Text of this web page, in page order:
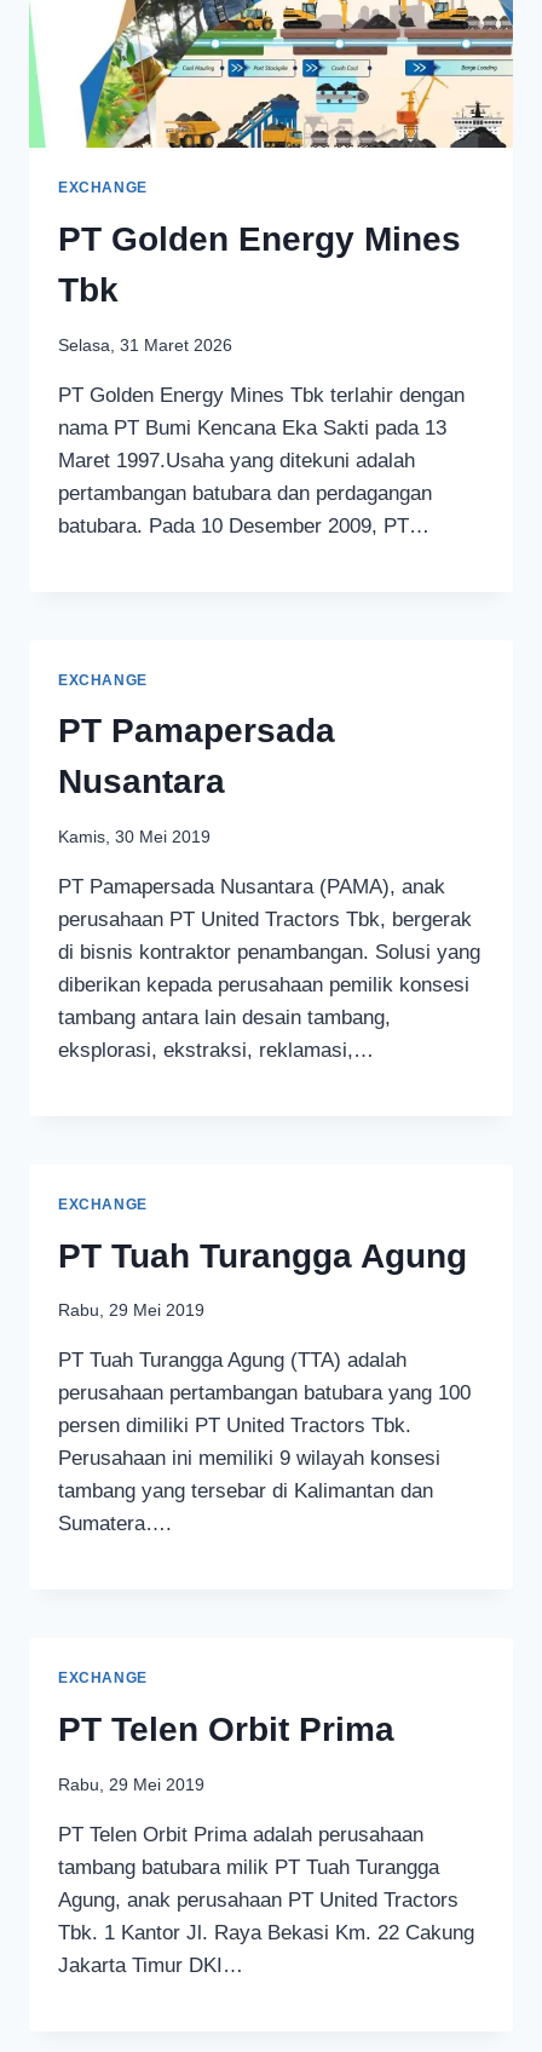
EXCHANGE
PT Golden Energy Mines
Tbk
Selasa, 31 Maret 2026
PT Golden Energy Mines Tbk terlahir dengan
nama PT Bumi Kencana Eka Sakti pada 13
Maret 1997.Usaha yang ditekuni adalah
pertambangan batubara dan perdagangan
batubara. Pada 10 Desember 2009, PT…
EXCHANGE
PT Pamapersada
Nusantara
Kamis, 30 Mei 2019
PT Pamapersada Nusantara (PAMA), anak
perusahaan PT United Tractors Tbk, bergerak
di bisnis kontraktor penambangan. Solusi yang
diberikan kepada perusahaan pemilik konsesi
tambang antara lain desain tambang,
eksplorasi, ekstraksi, reklamasi,…
EXCHANGE
PT Tuah Turangga Agung
Rabu, 29 Mei 2019
PT Tuah Turangga Agung (TTA) adalah
perusahaan pertambangan batubara yang 100
persen dimiliki PT United Tractors Tbk.
Perusahaan ini memiliki 9 wilayah konsesi
tambang yang tersebar di Kalimantan dan
Sumatera….
EXCHANGE
PT Telen Orbit Prima
Rabu, 29 Mei 2019
PT Telen Orbit Prima adalah perusahaan
tambang batubara milik PT Tuah Turangga
Agung, anak perusahaan PT United Tractors
Tbk. 1 Kantor Jl. Raya Bekasi Km. 22 Cakung
Jakarta Timur DKI…